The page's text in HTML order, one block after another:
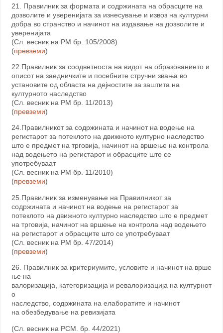
21. Правилник за формата и содржината на обрасците на
дозволите и уверенијата за изнесување и извоз на културни
добра во странство и начинот на издавање на дозволите и
уверенијата
(Сл. весник на РМ бр. 105/2008)
(превземи)
22.Правилник за соодветноста на видот на образованието и
описот на заедничките и посебните стручни звања во
установите од областа на дејностите за заштита на
културното наследство
(Сл. весник на РМ бр. 11/2013)
(превземи)
24.Правилникот за содржината и начинот на водење на
регистарот за потеклото на движното културно наследство
што е предмет на трговија, начинот на вршење на контрола
над водењето на регистарот и обрасците што се
употребуваат
(Сл. весник на РМ бр. 11/2010)
(превземи)
25.Правилник за изменување на Правилникот за
содржината и начинот на водење на регистарот за
потеклото на движното културно наследство што е предмет
на трговија, начинот на вршење на контрола над водењето
на регистарот и обрасците што се употребуваат
(Сл. весник на РМ бр. 47/2014)
(превземи)
26. Правилник за критериумите, условите и начинот на врше
ње на
валоризација, категоризација и ревалоризација на културнот
о
наследство, содржината на елаборатите и начинот
на обезбедување на ревизијата
(Сл. весник на РСМ. бр. 44/2021)